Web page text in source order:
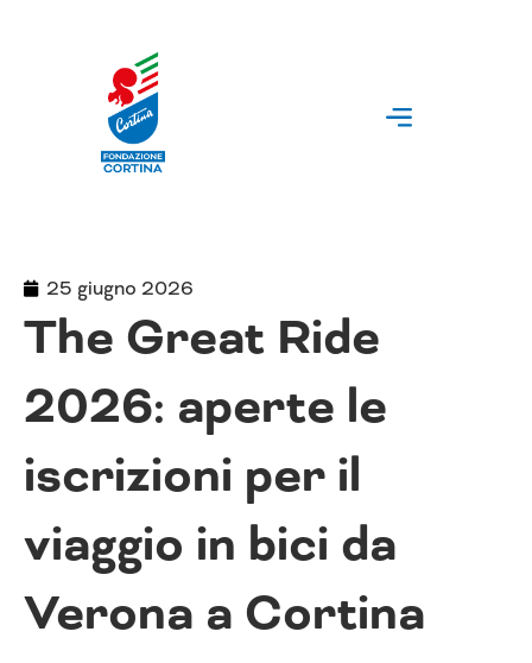
25 giugno 2026
The Great Ride
2026: aperte le
iscrizioni per il
viaggio in bici da
Verona a Cortina